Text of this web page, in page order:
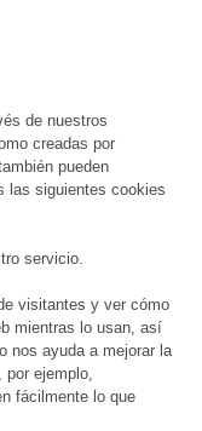
de nuestros
creadas por
pueden
las siguientes cookies
servicio.
visitantes y ver cómo
mientras lo usan, así
nos ayuda a mejorar la
ejemplo,
fácilmente lo que